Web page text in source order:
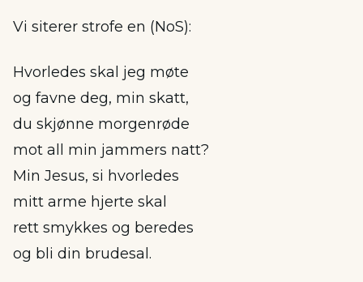
Vi siterer strofe en (NoS):
Hvorledes skal jeg møte
og favne deg, min skatt,
du skjønne morgenrøde
mot all min jammers natt?
Min Jesus, si hvorledes
mitt arme hjerte skal
rett smykkes og beredes
og bli din brudesal.